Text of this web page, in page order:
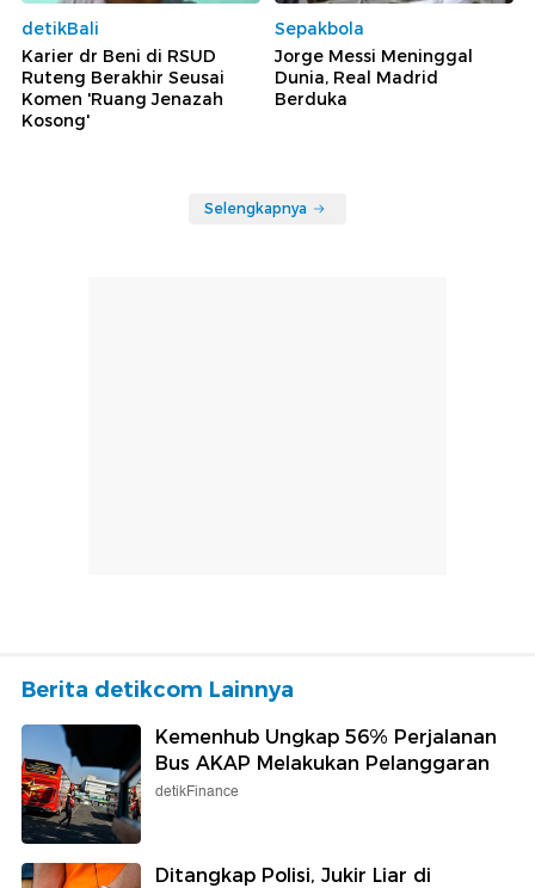
detikBali
Karier dr Beni di RSUD
Ruteng Berakhir Seusai
Komen 'Ruang Jenazah
Kosong'
Sepakbola
Jorge Messi Meninggal
Dunia, Real Madrid
Berduka
Selengkapnya
Berita detikcom Lainnya
Kemenhub Ungkap 56% Perjalanan
Bus AKAP Melakukan Pelanggaran
detikFinance
Ditangkap Polisi, Jukir Liar di